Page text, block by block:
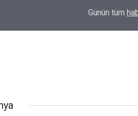
Serê Kaniyê'ye
Günün tüm